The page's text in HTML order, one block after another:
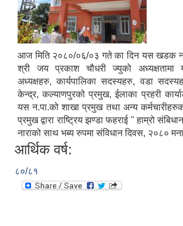
आज मिति २०८०/०६/०३ गते का दिन यस खडक
श्री जय प्रकाश चौधरी ज्युको अध्यक्षतामा
अध्यक्षहरु, कार्यपालिका सदस्यहरु, वडा
केन्द्र, कल्याणपुरको प्रमुख, ईलाका प्रहरी
यस न.पा.को शाखा प्रमुख तथा अन्य
प्रमुख द्वारा राष्ट्रिय झण्डा फहराई " हाम्रो
नाराको साथ भब्य रुपमा संविधान दिवस, २०८०
आर्थिक वर्ष:
८०/८१